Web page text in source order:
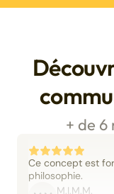
+ de 6
Ce concept est
philosophie.
M.I.M.M.